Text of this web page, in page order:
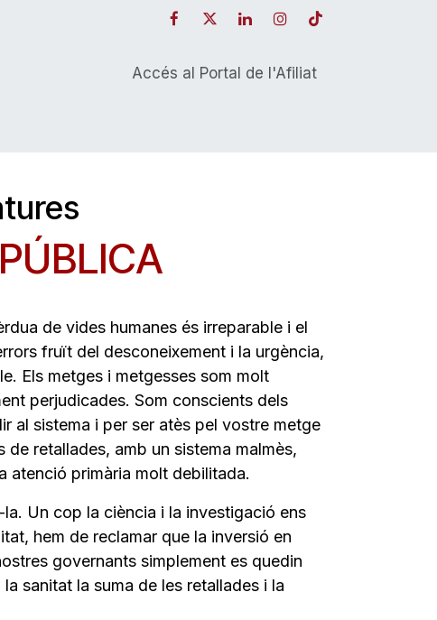
Accés al Portal de l'Afiliat
de vides humanes és irreparable i el
fruït del desconeixement i la urgència,
Els metges i metgesses som molt
perjudicades. Som conscients dels
al sistema i per ser atès pel vostre metge
retallades, amb un sistema malmès,
atenció primària molt debilitada.
Un cop la ciència i la investigació ens
hem de reclamar que la inversió en
governants simplement es quedin
sanitat la suma de les retallades i la